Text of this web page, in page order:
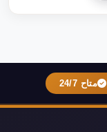
متاح 24/7